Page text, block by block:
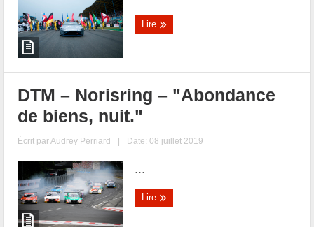
Lire
DTM – Norisring – "Abondance
de biens, nuit."
Écrit parAudrey Perriard | Date: 08 juillet 2019
...
Lire